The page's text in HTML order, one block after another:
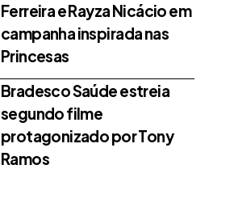
Ferreira e Rayza Nicácio em
campanha inspirada nas
Princesas
Bradesco Saúde estreia
segundo filme
protagonizado por Tony
Ramos